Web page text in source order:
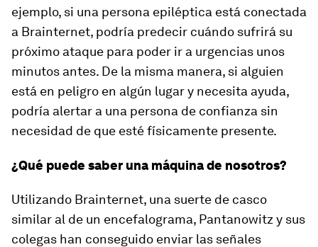
ejemplo, si una persona epiléptica está conectada
a Brainternet, podría predecir cuándo sufrirá su
próximo ataque para poder ir a urgencias unos
minutos antes. De la misma manera, si alguien
está en peligro en algún lugar y necesita ayuda,
podría alertar a una persona de confianza sin
necesidad de que esté físicamente presente.
¿Qué puede saber una máquina de nosotros?
Utilizando Brainternet, una suerte de casco
similar al de un encefalograma, Pantanowitz y sus
colegas han conseguido enviar las señales